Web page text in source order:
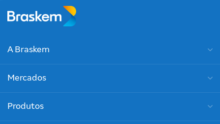
A Braskem
Mercados
Produtos